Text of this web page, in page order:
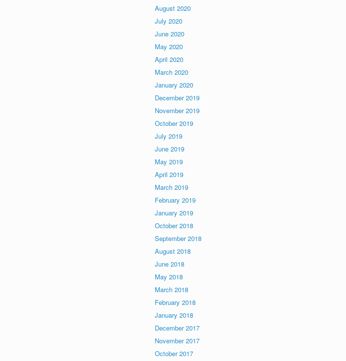
August 2020
July 2020
June 2020
May 2020
April 2020
March 2020
January 2020
December 2019
November 2019
October 2019
July 2019
June 2019
May 2019
April 2019
March 2019
February 2019
January 2019
October 2018
September 2018
August 2018
June 2018
May 2018
March 2018
February 2018
January 2018
December 2017
November 2017
October 2017